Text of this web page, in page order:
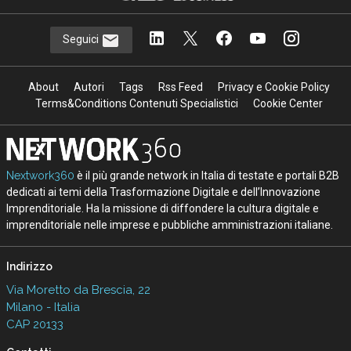
Seguici
About Autori Tags Rss Feed
Privacy e Cookie Policy
Terms&Conditions Contenuti Specialistici
Cookie Center
Nextwork360 è il più grande network in Italia di testate e portali B2B
dedicati ai temi della Trasformazione Digitale e dell’Innovazione
Imprenditoriale. Ha la missione di diffondere la cultura digitale e
imprenditoriale nelle imprese e pubbliche amministrazioni italiane.
Indirizzo
Via Moretto da Brescia, 22
Milano - Italia
CAP 20133